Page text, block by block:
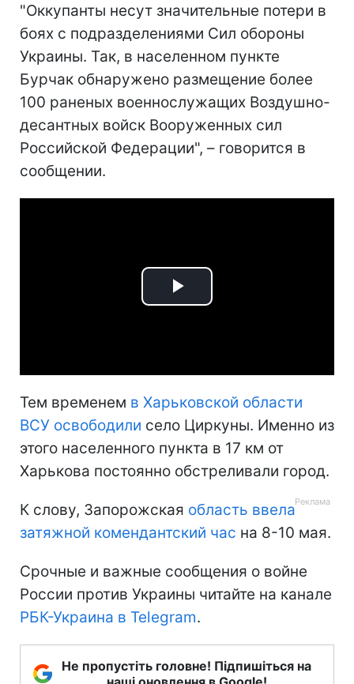
"Оккупанты несут значительные потери в
боях с подразделениями Сил обороны
Украины. Так, в населенном пункте
Бурчак обнаружено размещение более
100 раненых военнослужащих Воздушно-
десантных войск Вооруженных сил
Российской Федерации", – говорится в
сообщении.
Play
Тем временем в Харьковской области
ВСУ освободили село Циркуны. Именно из
этого населенного пункта в 17 км от
Харькова постоянно обстреливали город.
К слову, Запорожская область ввела
затяжной комендантский час на 8-10 мая.
Срочные и важные сообщения о войне
России против Украины читайте на канале
РБК-Украина в Telegram.
Не пропустіть головне! Підпишіться на